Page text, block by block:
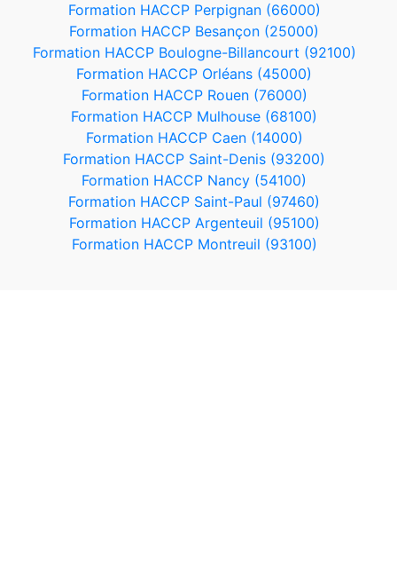
Formation HACCP Perpignan (66000)
Formation HACCP Besançon (25000)
Formation HACCP Boulogne-Billancourt (92100)
Formation HACCP Orléans (45000)
Formation HACCP Rouen (76000)
Formation HACCP Mulhouse (68100)
Formation HACCP Caen (14000)
Formation HACCP Saint-Denis (93200)
Formation HACCP Nancy (54100)
Formation HACCP Saint-Paul (97460)
Formation HACCP Argenteuil (95100)
Formation HACCP Montreuil (93100)